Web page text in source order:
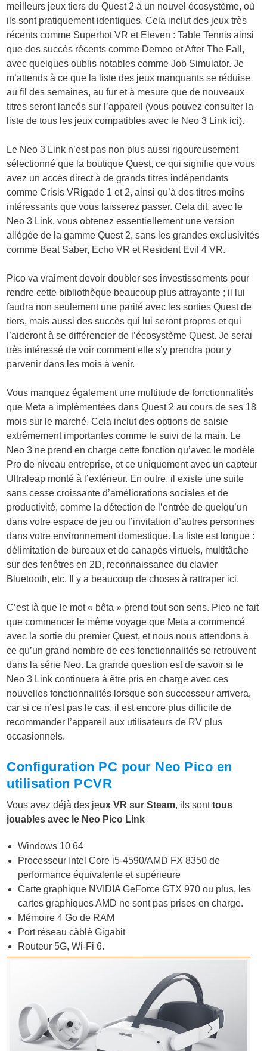
meilleurs jeux tiers du Quest 2 à un nouvel écosystème, où
ils sont pratiquement identiques. Cela inclut des jeux très
récents comme Superhot VR et Eleven : Table Tennis ainsi
que des succès récents comme Demeo et After The Fall,
avec quelques oublis notables comme Job Simulator. Je
m’attends à ce que la liste des jeux manquants se réduise
au fil des semaines, au fur et à mesure que de nouveaux
titres seront lancés sur l’appareil (vous pouvez consulter la
liste de tous les jeux compatibles avec le Neo 3 Link ici).
Le Neo 3 Link n’est pas non plus aussi rigoureusement
sélectionné que la boutique Quest, ce qui signifie que vous
avez un accès direct à de grands titres indépendants
comme Crisis VRigade 1 et 2, ainsi qu’à des titres moins
intéressants que vous laisserez passer. Cela dit, avec le
Neo 3 Link, vous obtenez essentiellement une version
allégée de la gamme Quest 2, sans les grandes exclusivités
comme Beat Saber, Echo VR et Resident Evil 4 VR.
Pico va vraiment devoir doubler ses investissements pour
rendre cette bibliothèque beaucoup plus attrayante ; il lui
faudra non seulement une parité avec les sorties Quest de
tiers, mais aussi des succès qui lui seront propres et qui
l’aideront à se différencier de l’écosystème Quest. Je serai
très intéressé de voir comment elle s’y prendra pour y
parvenir dans les mois à venir.
Vous manquez également une multitude de fonctionnalités
que Meta a implémentées dans Quest 2 au cours de ses 18
mois sur le marché. Cela inclut des options de saisie
extrêmement importantes comme le suivi de la main. Le
Neo 3 ne prend en charge cette fonction qu’avec le modèle
Pro de niveau entreprise, et ce uniquement avec un capteur
Ultraleap monté à l’extérieur. En outre, il existe une suite
sans cesse croissante d’améliorations sociales et de
productivité, comme la détection de l’entrée de quelqu’un
dans votre espace de jeu ou l’invitation d’autres personnes
dans votre environnement domestique. La liste est longue :
délimitation de bureaux et de canapés virtuels, multitâche
sur des fenêtres en 2D, reconnaissance du clavier
Bluetooth, etc. Il y a beaucoup de choses à rattraper ici.
C’est là que le mot « bêta » prend tout son sens. Pico ne fait
que commencer le même voyage que Meta a commencé
avec la sortie du premier Quest, et nous nous attendons à
ce qu’un grand nombre de ces fonctionnalités se retrouvent
dans la série Neo. La grande question est de savoir si le
Neo 3 Link continuera à être pris en charge avec ces
nouvelles fonctionnalités lorsque son successeur arrivera,
car si ce n’est pas le cas, il est encore plus difficile de
recommander l’appareil aux utilisateurs de RV plus
occasionnels.
Configuration PC pour Neo Pico en
utilisation PCVR
Vous avez déjà des jeux VR sur Steam, ils sonttous
jouables avec le Neo Pico Link
Windows 10 64
Processeur Intel Core i5-4590/AMD FX 8350 de
performance équivalente et supérieure
Carte graphique NVIDIA GeForce GTX 970 ou plus, les
cartes graphiques AMD ne sont pas prises en charge.
Mémoire 4 Go de RAM
Port réseau câblé Gigabit
Routeur 5G, Wi-Fi 6.